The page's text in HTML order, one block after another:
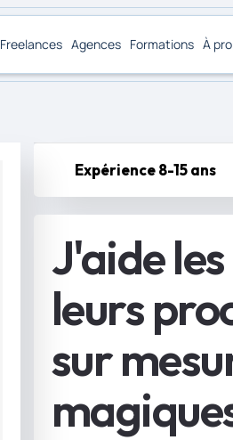
Freelances Agences Formations À
Expérience 8-15 ans
J'aide
leurs
sur